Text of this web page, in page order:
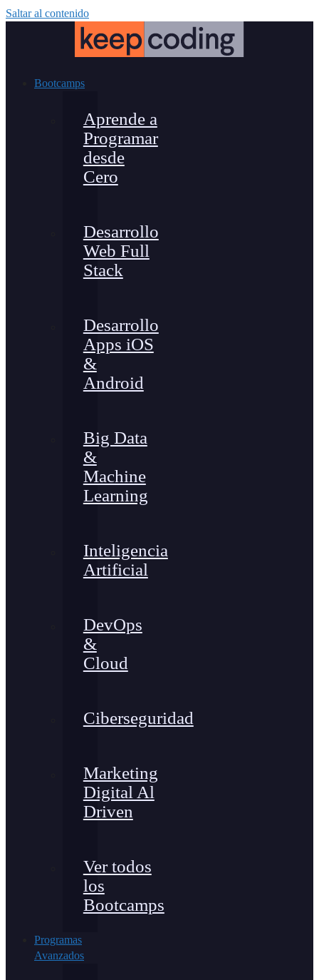
Saltar al contenido
Bootcamps
Aprende a
Programar
desde
Cero
Desarrollo
Web Full
Stack
Desarrollo
Apps iOS
&
Android
Big Data
&
Machine
Learning
Inteligencia
Artificial
DevOps
&
Cloud
Ciberseguridad
Marketing
Digital Al
Driven
Ver todos
los
Bootcamps
Programas
Avanzados